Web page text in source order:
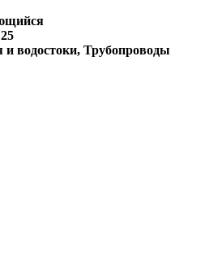
25
и водостоки, Трубопроводы